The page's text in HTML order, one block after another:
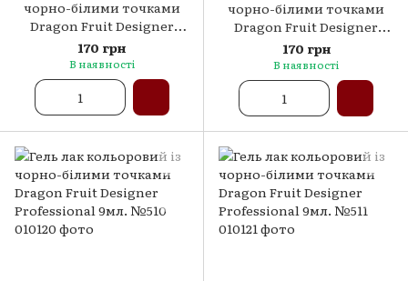
чорно-білими точками
Dragon Fruit Designer
Professional 9мл. №508
170 грн
В наявності
чорно-білими точками
Dragon Fruit Designer
Professional 9мл. №509
170 грн
В наявності